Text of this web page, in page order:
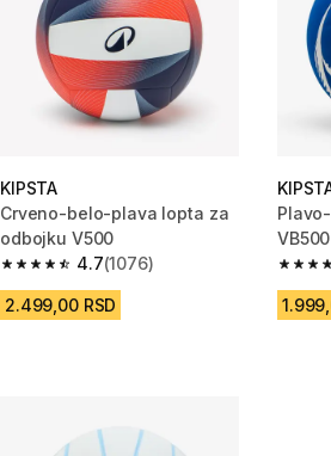
KIPSTA
Crveno-belo-plava lopta za
odbojku V500
4.7
4.7 od 5 zvezdica from 1076 Recenzije
(1076)
2.499,00 RSD
4.5